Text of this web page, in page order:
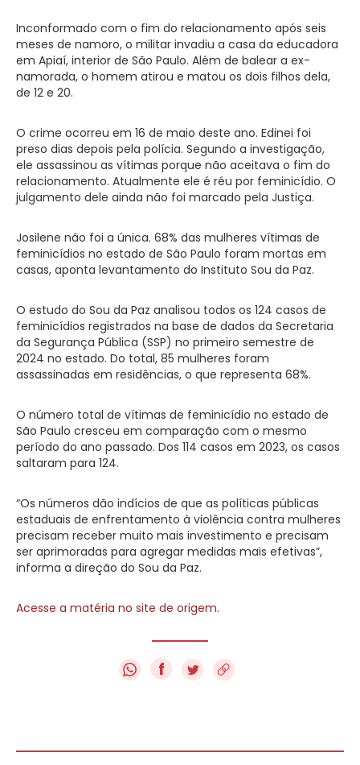
Inconformado com o fim do relacionamento após seis
meses de namoro, o militar invadiu a casa da educadora
em Apiaí, interior de São Paulo. Além de balear a ex-
namorada, o homem atirou e matou os dois filhos dela,
de 12 e 20.
O crime ocorreu em 16 de maio deste ano. Edinei foi
preso dias depois pela polícia. Segundo a investigação,
ele assassinou as vítimas porque não aceitava o fim do
relacionamento. Atualmente ele é réu por feminicídio. O
julgamento dele ainda não foi marcado pela Justiça.
Josilene não foi a única. 68% das mulheres vítimas de
feminicídios no estado de São Paulo foram mortas em
casas, aponta levantamento do Instituto Sou da Paz.
O estudo do Sou da Paz analisou todos os 124 casos de
feminicídios registrados na base de dados da Secretaria
da Segurança Pública (SSP) no primeiro semestre de
2024 no estado. Do total, 85 mulheres foram
assassinadas em residências, o que representa 68%.
O número total de vítimas de feminicídio no estado de
São Paulo cresceu em comparação com o mesmo
período do ano passado. Dos 114 casos em 2023, os casos
saltaram para 124.
“Os números dão indícios de que as políticas públicas
estaduais de enfrentamento à violência contra mulheres
precisam receber muito mais investimento e precisam
ser aprimoradas para agregar medidas mais efetivas”,
informa a direção do Sou da Paz.
Acesse a matéria no site de origem.
f